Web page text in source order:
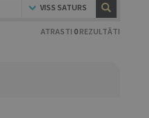
VISS SATURS
ATRASTI 0 REZULTĀTI